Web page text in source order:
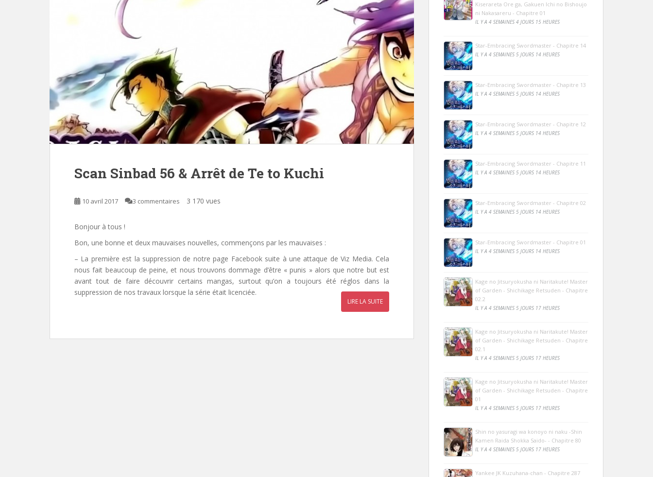
Scan Sinbad 56 & Arrêt de Te to Kuchi
10 avril 2017 3 commentaires 3 170 vues
Bonjour à tous !
Bon, une bonne et deux mauvaises nouvelles, commençons par les mauvaises :
– La première est la suppression de notre page Facebook suite à une attaque de Viz Media. Cela
nous fait beaucoup de peine, et nous trouvons dommage d’être « punis » alors que notre but est
avant tout de faire découvrir certains mangas, surtout qu’on a toujours été réglos dans la
suppression de nos travaux lorsque la série était licenciée.
LIRE LA SUITE
Kiserareta Ore ga, Gakuen Ichi no Bishoujo
ni Nakasareru - Chapitre 01
IL Y A 4 SEMAINES 4 JOURS 15 HEURES
Star-Embracing Swordmaster - Chapitre 14
IL Y A 4 SEMAINES 5 JOURS 14 HEURES
Star-Embracing Swordmaster - Chapitre 13
IL Y A 4 SEMAINES 5 JOURS 14 HEURES
Star-Embracing Swordmaster - Chapitre 12
IL Y A 4 SEMAINES 5 JOURS 14 HEURES
Star-Embracing Swordmaster - Chapitre 11
IL Y A 4 SEMAINES 5 JOURS 14 HEURES
Star-Embracing Swordmaster - Chapitre 02
IL Y A 4 SEMAINES 5 JOURS 14 HEURES
Star-Embracing Swordmaster - Chapitre 01
IL Y A 4 SEMAINES 5 JOURS 14 HEURES
Kage no Jitsuryokusha ni Naritakute! Master
of Garden - Shichikage Retsuden - Chapitre
02.2
IL Y A 4 SEMAINES 5 JOURS 17 HEURES
Kage no Jitsuryokusha ni Naritakute! Master
of Garden - Shichikage Retsuden - Chapitre
02.1
IL Y A 4 SEMAINES 5 JOURS 17 HEURES
Kage no Jitsuryokusha ni Naritakute! Master
of Garden - Shichikage Retsuden - Chapitre
01
IL Y A 4 SEMAINES 5 JOURS 17 HEURES
Shin no yasuragi wa konoyo ni naku -Shin
Kamen Raida Shokka Saido- - Chapitre 80
IL Y A 4 SEMAINES 5 JOURS 17 HEURES
Yankee JK Kuzuhana-chan - Chapitre 287